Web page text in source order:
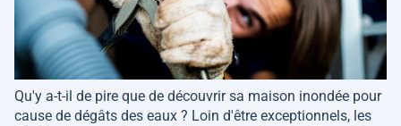
Qu'y a-t-il de pire que de découvrir sa maison inondée pour
cause de dégâts des eaux ? Loin d'être exceptionnels, les